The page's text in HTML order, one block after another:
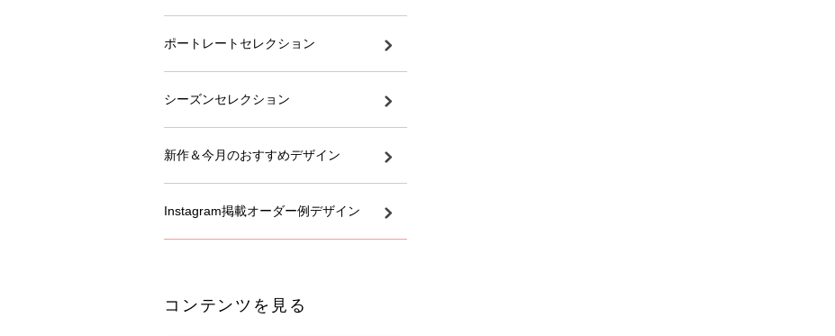
ポートレートセレクション
シーズンセレクション
新作＆今月のおすすめデザイン
Instagram掲載オーダー例デザイン
コンテンツを見る